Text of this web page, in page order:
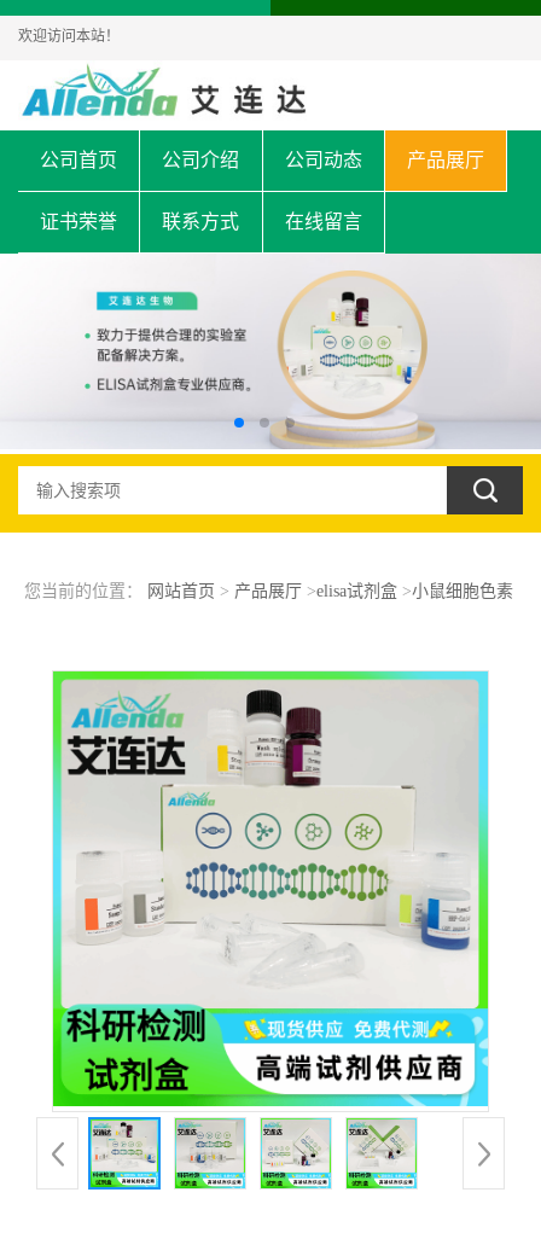
欢迎访问本站！
公司首页 公司介绍 公司动态 产品展厅
证书荣誉 联系方式 在线留言
您当前的位置： 网站首页 > 产品展厅 >elisa试剂盒>小鼠细胞色素